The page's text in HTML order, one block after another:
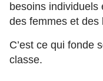
besoins individuels
des femmes et des
C’est ce qui fonde
classe.